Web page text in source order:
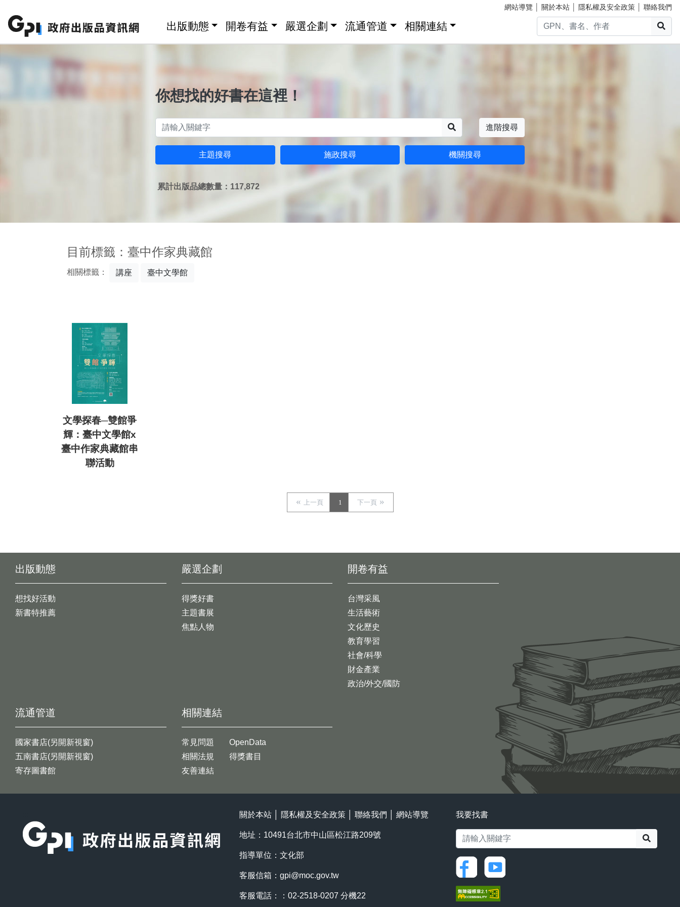
網站導覽 關於本站 隱私權及安全政策 聯絡我們
出版動態 開卷有益 嚴選企劃 流通管道 相關連結
你想找的好書在這裡！
進階搜尋
主題搜尋 施政搜尋 機關搜尋
累計出版品總數量：117,872
目前標籤：臺中作家典藏館
相關標籤： 講座 臺中文學館
文學探春─雙館爭
輝：臺中文學館x
臺中作家典藏館串
聯活動
上一頁 1 下一頁
出版動態
想找好活動
新書特推薦
開卷有益
台灣采風
生活藝術
文化歷史
教育學習
社會/科學
財金產業
政治/外交/國防
嚴選企劃
得獎好書
主題書展
焦點人物
流通管道
國家書店(另開新視窗)
五南書店(另開新視窗)
寄存圖書館
相關連結
常見問題
相關法規
友善連結
OpenData
得獎書目
關於本站 隱私權及安全政策 聯絡我們 網站導覽
地址：10491台北市中山區松江路209號
指導單位：文化部
客服信箱： gpi@moc.gov.tw
客服電話：：02-2518-0207 分機22
我要找書